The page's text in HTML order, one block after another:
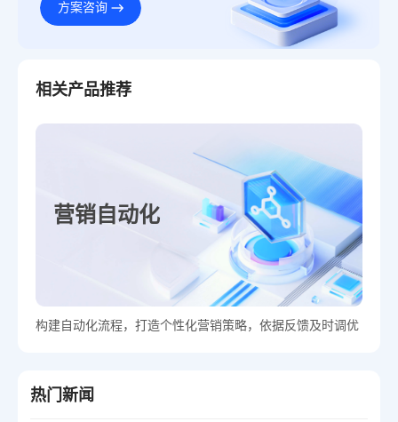
方案咨询
相关产品推荐
营销自动化
构建自动化流程，打造个性化营销策略，依据反馈及时调优
热门新闻